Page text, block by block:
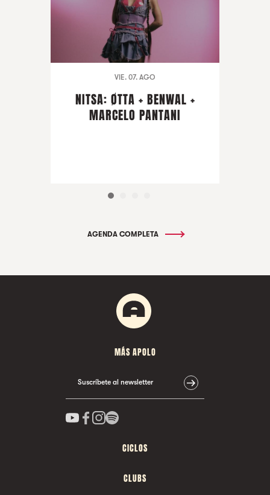
VIE. 07. AGO
NITSA: ØTTA + BENWAL +
MARCELO PANTANI
AGENDA COMPLETA
MÁS APOLO
Suscríbete al newsletter
CICLOS
CLUBS